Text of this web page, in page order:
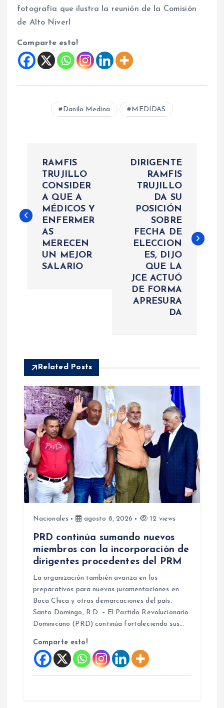
fotografía que ilustra la reunión de la Comisión
de Alto Niverl
Comparte esto!
Danilo Medina MEDIDAS
v
e
n
d
e
e
n
t
RAMFIS
TRUJILLO
CONSIDER
A QUE A
MÉDICOS Y
ENFERMER
AS
MERECEN
UN MEJOR
SALARIO
DIRIGENTE
RAMFIS
TRUJILLO
DA SU
POSICIÓN
SOBRE
FECHA DE
ELECCION
ES, DIJO
QUE LA
JCE ACTUÓ
DE FORMA
APRESURA
DA
Related Posts
Nacionales agosto 8, 2026 12 views
PRD continúa sumando nuevos
miembros con la incorporación de
dirigentes procedentes del PRM
La organización también avanza en los
preparativos para nuevas juramentaciones en
Boca Chica y otras demarcaciones del país.
Santo Domingo, R.D. – El Partido Revolucionario
Dominicano (PRD) continúa fortaleciendo sus…
Comparte esto!